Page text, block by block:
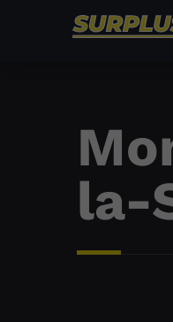
la-